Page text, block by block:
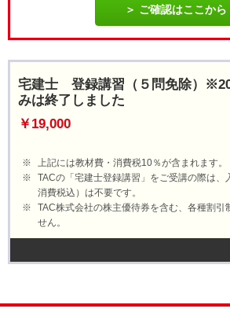
ご確認はここから
宅建士 登録講習（５問免除）
みは終了しました
￥19,000
上記には教材費・消費税10％が含まれます。
TACの「宅建士登録講習」をご受講の際は
消費税込）は不要です。
TAC株式会社の株主優待券を含む、各種割引
せん。